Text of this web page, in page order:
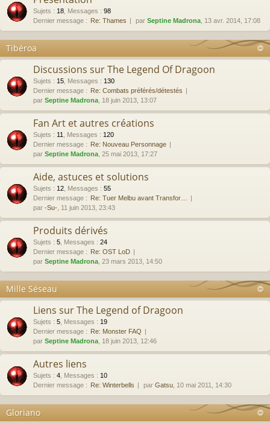
Sujets : 18 Messages : 98
Dernier message : Re: Thames par Septine Madrona , 13 avr. 2014, 17:08
Tibéroa
Discussions sur The Legend Of Dragoon
Sujets : 15 Messages : 130
Dernier message : Re: Combats préférés/détestés
par Septine Madrona , 18 juin 2013, 13:07
Fan Art et autres créations
Sujets : 11 Messages : 120
Dernier message : Re: Nouveau Personnage
par Septine Madrona , 25 mai 2013, 17:27
Aide, astuces et solutions
Sujets : 12 Messages : 55
Dernier message : Re: Tuer Melbu avant Transfor…
par -Su- , 11 juin 2013, 23:43
Produits dérivés
Sujets : 5 Messages : 24
Dernier message : Re: OST LoD
par Septine Madrona , 23 mars 2013, 14:50
Mille Séseau
Liens sur The Legend of Dragoon
Sujets : 5 Messages : 19
Dernier message : Re: Monster FAQ
par Septine Madrona , 18 juin 2013, 12:46
Autres liens
Sujets : 4 Messages : 10
Dernier message : Re: Winterbells par Gatsu , 10 mai 2011, 14:30
Gloriano